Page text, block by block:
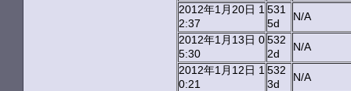
2012年1月20日 1
2:37
531
5d
N/A
2012年1月13日 0
5:30
532
2d
N/A
2012年1月12日 1
0:21
532
3d
N/A